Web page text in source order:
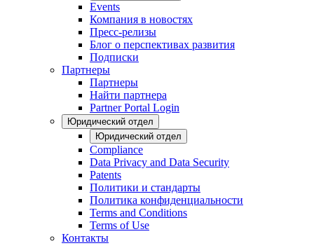
Events
Компания в новостях
Пресс-релизы
Блог о перспективах развития
Подписки
Партнеры
Партнеры
Найти партнера
Partner Portal Login
Юридический отдел
Юридический отдел
Compliance
Data Privacy and Data Security
Patents
Политики и стандарты
Политика конфиденциальности
Terms and Conditions
Terms of Use
Контакты